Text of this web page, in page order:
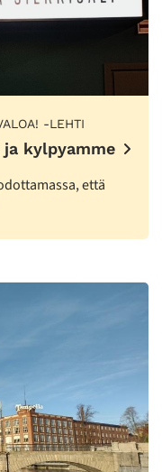
-LEHTI
kylpyamme
että